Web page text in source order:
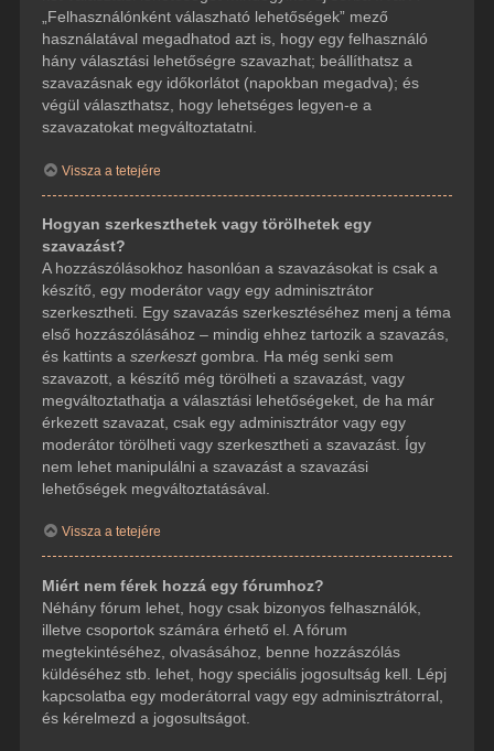
„Felhasználónként válaszható lehetőségek” mező
használatával megadhatod azt is, hogy egy felhasználó
hány választási lehetőségre szavazhat; beállíthatsz a
szavazásnak egy időkorlátot (napokban megadva); és
végül választhatsz, hogy lehetséges legyen-e a
szavazatokat megváltoztatatni.
Vissza a tetejére
Hogyan szerkeszthetek vagy törölhetek egy
szavazást?
A hozzászólásokhoz hasonlóan a szavazásokat is csak a
készítő, egy moderátor vagy egy adminisztrátor
szerkesztheti. Egy szavazás szerkesztéséhez menj a téma
első hozzászólásához – mindig ehhez tartozik a szavazás,
és kattints a szerkesztgombra. Ha még senki sem
szavazott, a készítő még törölheti a szavazást, vagy
megváltoztathatja a választási lehetőségeket, de ha már
érkezett szavazat, csak egy adminisztrátor vagy egy
moderátor törölheti vagy szerkesztheti a szavazást. Így
nem lehet manipulálni a szavazást a szavazási
lehetőségek megváltoztatásával.
Vissza a tetejére
Miért nem férek hozzá egy fórumhoz?
Néhány fórum lehet, hogy csak bizonyos felhasználók,
illetve csoportok számára érhető el. A fórum
megtekintéséhez, olvasásához, benne hozzászólás
küldéséhez stb. lehet, hogy speciális jogosultság kell. Lépj
kapcsolatba egy moderátorral vagy egy adminisztrátorral,
és kérelmezd a jogosultságot.